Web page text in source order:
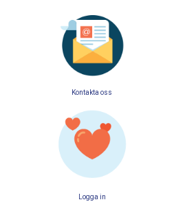
Kontakta oss
Logga in